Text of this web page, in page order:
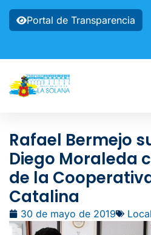
Portal de Transparencia
Rafael Bermejo
Diego Moraleda
de la
Catalina
30 de mayo de 2019